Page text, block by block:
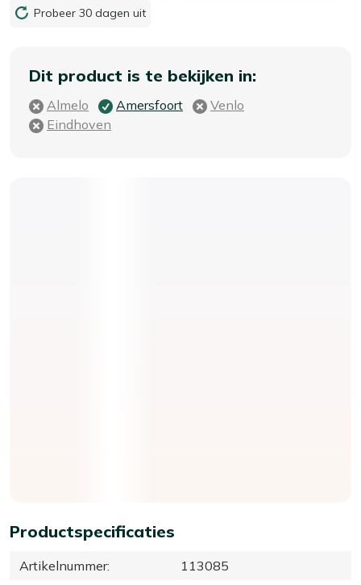
Probeer 30 dagen uit
Productspecificaties
Artikelnummer:
113085
Dit product is te bekijken in:
Almelo Amersfoort
Venlo
Eindhoven